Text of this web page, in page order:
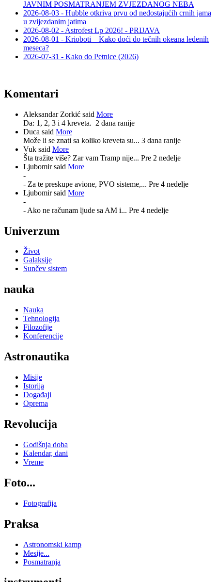
JAVNIM POSMATRANJEM ZVJEZDANOG NEBA
2026-08-03 - Hubble otkriva prvu od nedostajućih crnih jama
u zvijezdanim jatima
2026-08-02 - Astrofest Lp 2026! - PRIJAVA
2026-08-01 - Krioboti – Kako doći do tečnih okeana ledenih
meseca?
2026-07-31 - Kako do Petnice (2026)
Komentari
Aleksandar Zorkić said More
Da: 1, 2, 3 i 4 kreveta. 2 dana ranije
Duca said More
Može li se znati sa koliko kreveta su... 3 dana ranije
Vuk said More
Šta tražite više? Zar vam Tramp nije... Pre 2 nedelje
Ljubomir said More
-
- Za te preskupe avione, PVO sisteme,... Pre 4 nedelje
Ljubomir said More
-
- Ako ne računam ljude sa AM i... Pre 4 nedelje
Univerzum
Život
Galaksije
Sunčev sistem
nauka
Nauka
Tehnologija
Filozofije
Konferencije
Astronautika
Misije
Istorija
Događaji
Oprema
Revolucija
Godišnja doba
Kalendar, dani
Vreme
Foto...
Fotografija
Praksa
Astronomski kamp
Mesije...
Posmatranja